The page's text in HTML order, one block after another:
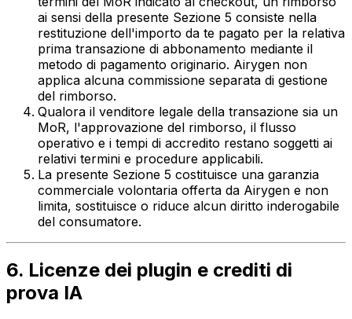
ai sensi della presente Sezione 5 consiste nella
restituzione dell'importo da te pagato per la relativa
prima transazione di abbonamento mediante il
metodo di pagamento originario. Airygen non
applica alcuna commissione separata di gestione
del rimborso.
Qualora il venditore legale della transazione sia un
MoR, l'approvazione del rimborso, il flusso
operativo e i tempi di accredito restano soggetti ai
relativi termini e procedure applicabili.
La presente Sezione 5 costituisce una garanzia
commerciale volontaria offerta da Airygen e non
limita, sostituisce o riduce alcun diritto inderogabile
del consumatore.
6. Licenze dei plugin e crediti di
prova IA